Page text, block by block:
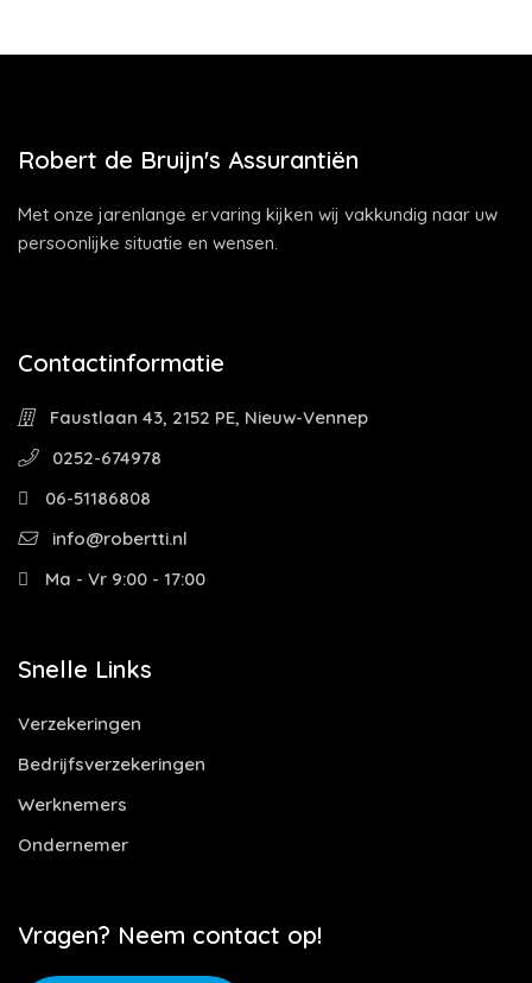
Robert de Bruijn's Assurantiën
Met onze jarenlange ervaring kijken wij vakkundig naar uw
persoonlijke situatie en wensen.
Contactinformatie
Faustlaan 43, 2152 PE, Nieuw-Vennep
0252-674978
06-51186808
info@robertti.nl
Ma - Vr 9:00 - 17:00
Snelle Links
Verzekeringen
Bedrijfsverzekeringen
Werknemers
Ondernemer
Vragen? Neem contact op!